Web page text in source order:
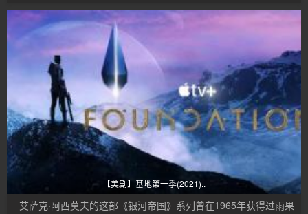
【美剧】基地第一季(2021)..
艾萨克·阿西莫夫的这部《银河帝国》系列曾在1965年获得过雨果